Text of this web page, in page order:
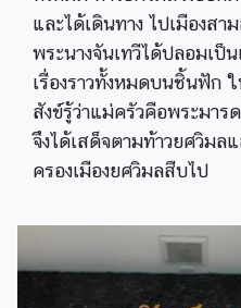
และได้เดินทาง ไปเมืองส
พระนางจันเทวีได้ปลอมเป็
เรื่องราวทั้งหมดบนชิ้นฟัก
สังข์รู้ว่าแม่ครัวคือพระมาร
จึงได้เสด็จตามท้าวยศวิมล
ครองเมืองยศวิมลสืบไป